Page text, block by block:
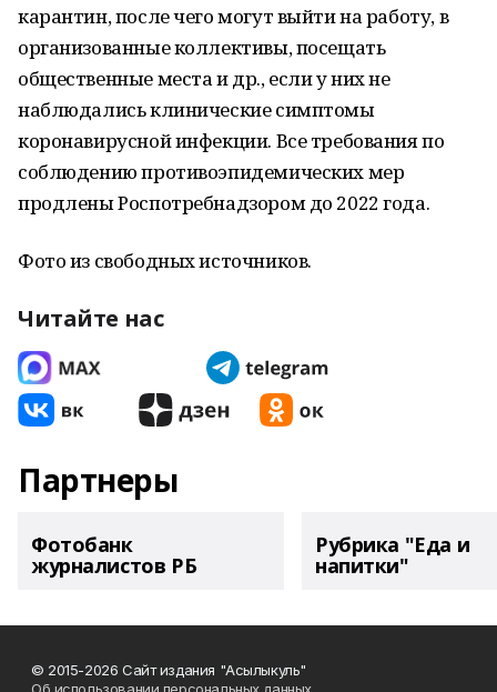
карантин, после чего могут выйти на работу, в
организованные коллективы, посещать
общественные места и др., если у них не
наблюдались клинические симптомы
коронавирусной инфекции. Все требования по
соблюдению противоэпидемических мер
продлены Роспотребнадзором до 2022 года.
Фото из свободных источников.
Читайте нас
Партнеры
Фотобанк
журналистов РБ
Рубрика "Еда и
напитки"
© 2015-2026 Сайт издания "Асылыкуль"